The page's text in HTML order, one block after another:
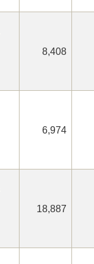
8,408
6,974
18,887